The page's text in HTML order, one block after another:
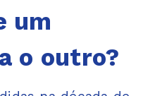
um
o outro?